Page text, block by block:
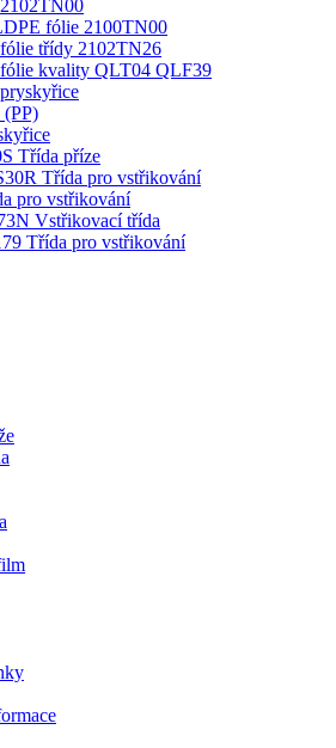
fólie 2100TN00
třídy 2102TN26
kvality QLT04 QLF39
Třída příze
Třída pro vstřikování
pro vstřikování
Vstřikovací třída
Třída pro vstřikování